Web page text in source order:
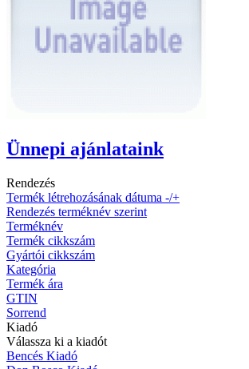
Ünnepi ajánlataink
Rendezés
Termék létrehozásának dátuma -/+
Rendezés terméknév szerint
Terméknév
Termék cikkszám
Gyártói cikkszám
Kategória
Termék ára
GTIN
Sorrend
Kiadó
Válassza ki a kiadót
Bencés Kiadó